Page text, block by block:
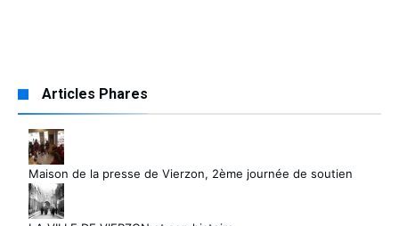
Articles Phares
Maison de la presse de Vierzon, 2ème journée de soutien